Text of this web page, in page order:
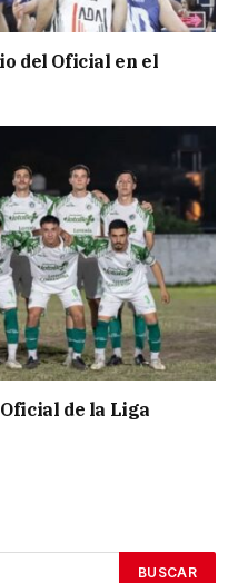
del Oficial en el
de la Liga